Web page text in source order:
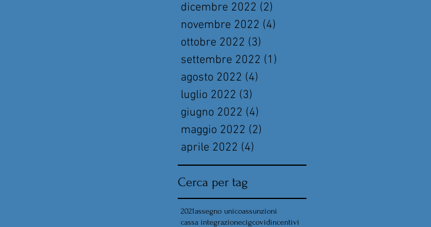
dicembre 2022 (2)
novembre 2022 (4)
ottobre 2022 (3)
settembre 2022 (1)
agosto 2022 (4)
luglio 2022 (3)
giugno 2022 (4)
maggio 2022 (2)
aprile 2022 (4)
Cerca per tag
2021assegno unicoassunzioni
cassa integrazionecigcovidincentivi